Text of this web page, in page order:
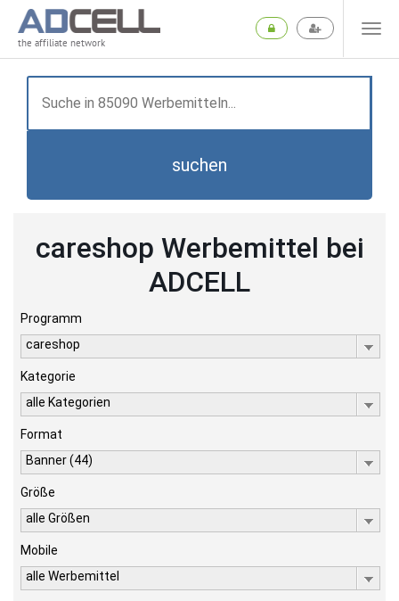
the affiliate network
suchen
careshop Werbemittel bei
ADCELL
Programm
careshop
Kategorie
alle Kategorien
Format
Banner (44)
Größe
alle Größen
Mobile
alle Werbemittel